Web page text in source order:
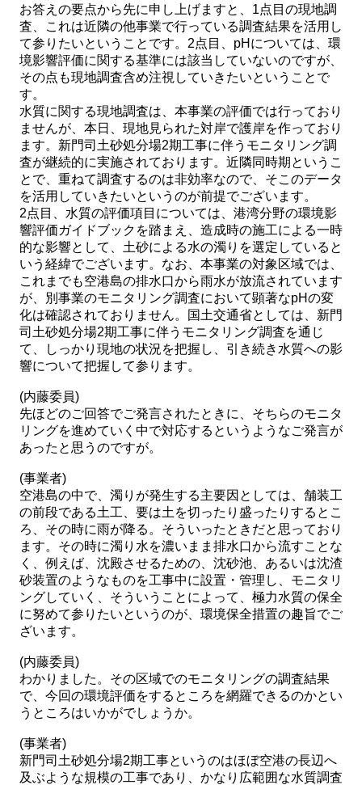
お答えの要点から先に申し上げますと、1点目の現地調
査、これは近隣の他事業で行っている調査結果を活用し
て参りたいということです。2点目、pHについては、環
境影響評価に関する基準には該当していないのですが、
その点も現地調査含め注視していきたいということで
す。
水質に関する現地調査は、本事業の評価では行っており
ませんが、本日、現地見られた対岸で護岸を作っており
ます。新門司土砂処分場2期工事に伴うモニタリング調
査が継続的に実施されております。近隣同時期というこ
とで、重ねて調査するのは非効率なので、そこのデータ
を活用していきたいというのが前提でございます。
2点目、水質の評価項目については、港湾分野の環境影
響評価ガイドブックを踏まえ、造成時の施工による一時
的な影響として、土砂による水の濁りを選定していると
いう経緯でございます。なお、本事業の対象区域では、
これまでも空港島の排水口から雨水が放流されています
が、別事業のモニタリング調査において顕著なpHの変
化は確認されておりません。国土交通省としては、新門
司土砂処分場2期工事に伴うモニタリング調査を通じ
て、しっかり現地の状況を把握し、引き続き水質への影
響について把握して参ります。
(内藤委員)
先ほどのご回答でご発言されたときに、そちらのモニタ
リングを進めていく中で対応するというようなご発言が
あったと思うのですが。
(事業者)
空港島の中で、濁りが発生する主要因としては、舗装工
の前段である土工、要は土を切ったり盛ったりするとこ
ろ、その時に雨が降る。そういったときだと思っており
ます。その時に濁り水を濃いまま排水口から流すことな
く、例えば、沈殿させるための、沈砂池、あるいは沈渣
砂装置のようなものを工事中に設置・管理し、モニタリ
ングしていく、そういうことによって、極力水質の保全
に努めて参りたいというのが、環境保全措置の趣旨でご
ざいます。
(内藤委員)
わかりました。その区域でのモニタリングの調査結果
で、今回の環境評価をするところを網羅できるのかとい
うところはいかがでしょうか。
(事業者)
新門司土砂処分場2期工事というのはほぼ空港の長辺へ
及ぶような規模の工事であり、かなり広範囲な水質調査